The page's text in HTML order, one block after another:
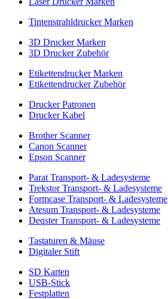
Tintenstrahldrucker Marken
3D Drucker Marken
3D Drucker Zubehör
Etikettendrucker Marken
Etikettendrucker Zubehör
Drucker Patronen
Drucker Kabel
Brother Scanner
Canon Scanner
Epson Scanner
Parat Transport- & Ladesysteme
Trekstor Transport- & Ladesysteme
Formcase Transport- & Ladesysteme
Atesum Transport- & Ladesysteme
Deqster Transport- & Ladesysteme
Tastaturen & Mäuse
Digitaler Stift
SD Karten
USB-Stick
Festplatten